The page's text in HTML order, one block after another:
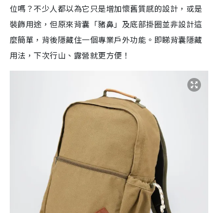
位嗎？不少人都以為它只是增加懷舊質感的設計，或是
裝飾用途，但原來背囊「豬鼻」及底部掛圈並非設計這
麼簡單，背後隱藏住一個專業戶外功能。即睇背囊隱藏
用法，下次行山、露營就更方便！